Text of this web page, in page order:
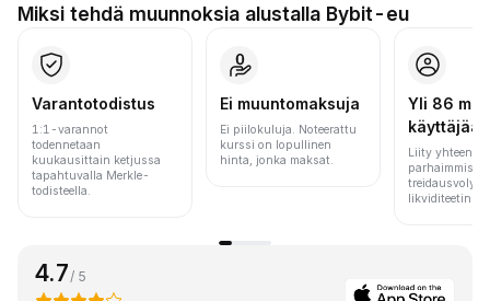
Miksi tehdä muunnoksia alustalla Bybit-eu
Varantotodistus
1:1-varannot
todennetaan
kuukausittain ketjussa
tapahtuvalla Merkle-
todisteella.
Ei muuntomaksuja
Ei piilokuluja. Noteerattu
kurssi on lopullinen
hinta, jonka maksat.
Yli 86 milj.
käyttäjää
Liity yhteen
parhaimmista
likviditeetin
4.7 / 5